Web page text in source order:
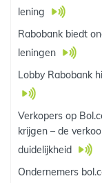
lening
Rabobank biedt
leningen
Lobby Rabobank
Verkopers op
krijgen – de
duidelijkheid
Ondernemers